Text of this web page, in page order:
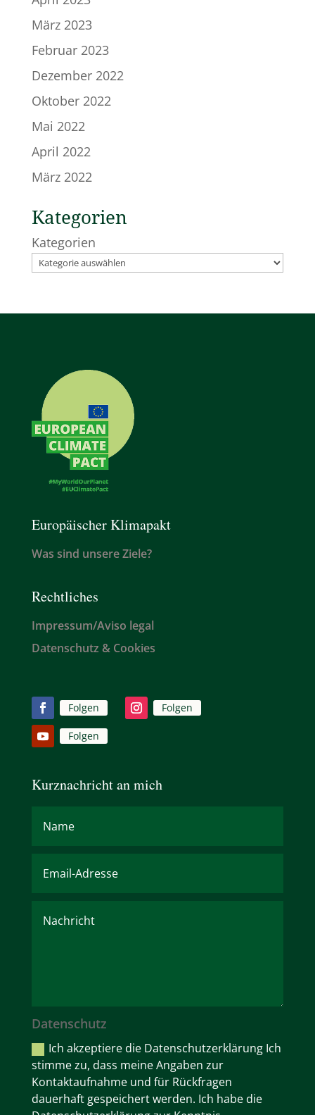
März 2023
Februar 2023
Dezember 2022
Oktober 2022
Mai 2022
April 2022
März 2022
Kategorien
Kategorien
Europäischer Klimapakt
Was sind unsere Ziele?
Rechtliches
Impressum/Aviso legal
Datenschutz & Cookies
Folgen Folgen
Folgen
Kurznachricht an mich
Datenschutz
Ich akzeptiere die Datenschutzerklärung Ich
stimme zu, dass meine Angaben zur
Kontaktaufnahme und für Rückfragen
dauerhaft gespeichert werden. Ich habe die